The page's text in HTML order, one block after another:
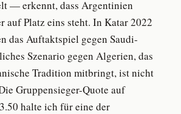
— erkennt, dass Argentinien
auf Platz eins steht. In Katar 2022
das Auftaktspiel gegen Saudi-
Szenario gegen Algerien, das
Tradition mitbringt, ist nicht
Gruppensieger-Quote auf
halte ich für eine der